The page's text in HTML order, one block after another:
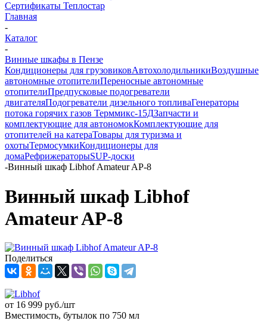
Сертификаты Теплостар
Главная
-
Каталог
-
Винные шкафы в Пензе
Кондиционеры для грузовиковАвтохолодильникиВоздушные
автономные отопителиПереносные автономные
отопителиПредпусковые подогреватели
двигателяПодогреватели дизельного топливаГенераторы
потока горячих газов Терммикс-15ДЗапчасти и
комплектующие для автономокКомплектующие для
отопителей на катераТовары для туризма и
охотыТермосумкиКондиционеры для
домаРефрижераторыSUP-доски
-Винный шкаф Libhof Amateur AP-8
Винный шкаф Libhof
Amateur AP-8
Поделиться
от 16 999 руб./шт
Вместимость, бутылок по 750 мл